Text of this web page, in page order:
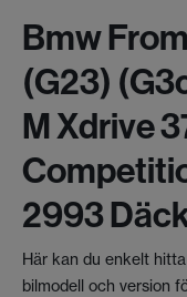
Bmw
(g23)
M Xdrive
2993
Här kan du enkelt
bilmodell och version